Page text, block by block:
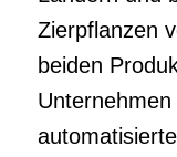
Zierpflanzen
beiden